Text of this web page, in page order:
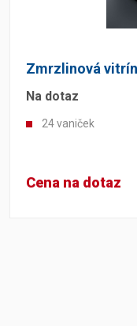
Zmrzlinová
Na dotaz
24 vaniček
Cena na dotaz